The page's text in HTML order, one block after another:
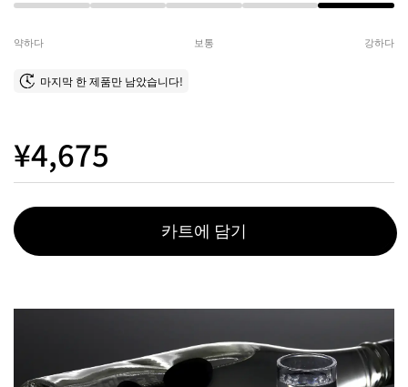
약하다 보통 강하다
마지막 한 제품만 남았습니다!
¥4,675
카트에 담기